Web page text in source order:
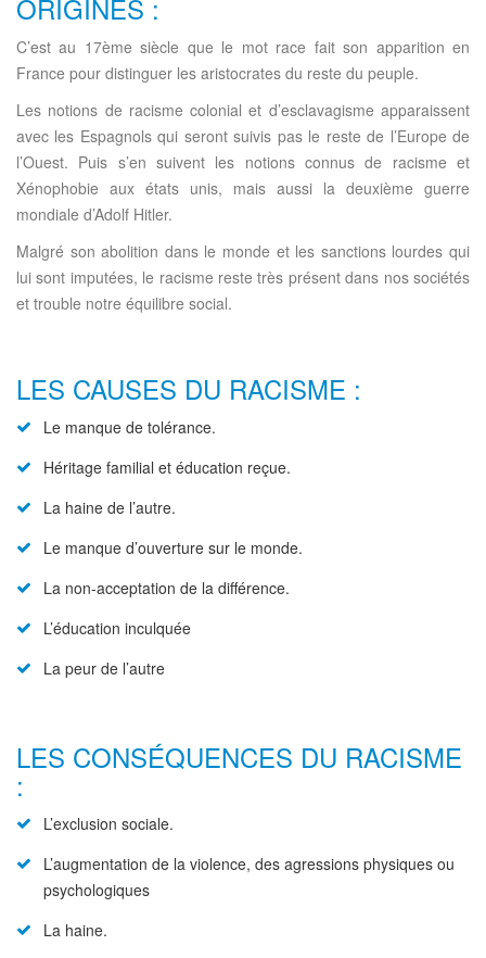
ORIGINES :
C’est au 17ème siècle que le mot race fait son apparition en
France pour distinguer les aristocrates du reste du peuple.
Les notions de racisme colonial et d’esclavagisme apparaissent
avec les Espagnols qui seront suivis pas le reste de l’Europe de
l’Ouest. Puis s’en suivent les notions connus de racisme et
Xénophobie aux états unis, mais aussi la deuxième guerre
mondiale d’Adolf Hitler.
Malgré son abolition dans le monde et les sanctions lourdes qui
lui sont imputées, le racisme reste très présent dans nos sociétés
et trouble notre équilibre social.
LES CAUSES DU RACISME :
Le manque de tolérance.
Héritage familial et éducation reçue.
La haine de l’autre.
Le manque d’ouverture sur le monde.
La non-acceptation de la différence.
L’éducation inculquée
La peur de l’autre
LES CONSÉQUENCES DU RACISME
:
L’exclusion sociale.
L’augmentation de la violence, des agressions physiques ou
psychologiques
La haine.